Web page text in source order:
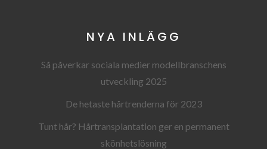
NYA INLÄGG
Så påverkar sociala medier modellbranschens
utveckling 2025
De hetaste hårtrenderna för 2023
Tunt hår? Hårtransplantation ger en permanent
skönhetslösning